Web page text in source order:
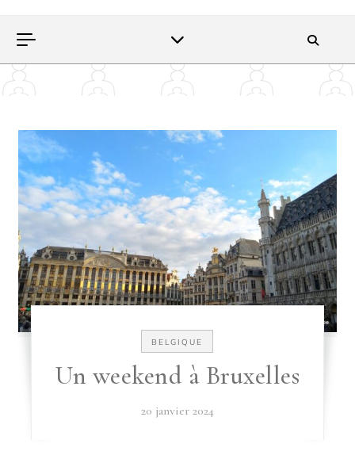
BELGIQUE
Un weekend à Bruxelles
20 janvier 2024